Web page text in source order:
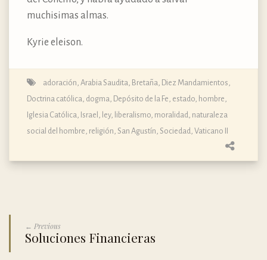
muchisimas almas.
Kyrie eleison.
adoración Arabia Saudita Bretaña Diez Mandamientos
Doctrina católica, dogma, Depósito de la Fe estado hombre
Iglesia Católica Israel ley, liberalismo moralidad naturaleza
social del hombre religión San Agustín Sociedad Vaticano II
← Previous
Soluciones Financieras